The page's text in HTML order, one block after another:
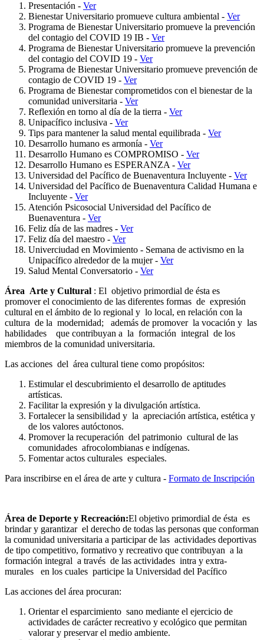
Presentación - Ver
Bienestar Universitario promueve cultura ambiental - Ver
Programa de Bienestar Universitario promueve la prevención
del contagio del COVID 19 IB - Ver
Programa de Bienestar Universitario promueve la prevención
del contagio del COVID 19 - Ver
Programa de Bienestar Universitario promueve prevención de
contagio de COVID 19 - Ver
Programa de Bienestar comprometidos con el bienestar de la
comunidad universitaria - Ver
Reflexión en torno al día de la tierra - Ver
Unipacífico inclusiva - Ver
Tips para mantener la salud mental equilibrada - Ver
Desarrollo humano es armonía - Ver
Desarrollo Humano es COMPROMISO - Ver
Desarrollo Humano es ESPERANZA - Ver
Universidad del Pacífico de Buenaventura Incluyente - Ver
Universidad del Pacífico de Buenaventura Calidad Humana e
Incluyente - Ver
Atención Psicosocial Universidad del Pacífico de
Buenaventura - Ver
Feliz día de las madres - Ver
Feliz día del maestro - Ver
Univerciudad en Movimiento - Semana de activismo en la
Unipacífico alrededor de la mujer - Ver
Salud Mental Conversatorio - Ver
Área Arte y Cultural : El objetivo primordial de ésta es
promover el conocimiento de las diferentes formas de expresión
cultural en el ámbito de lo regional y lo local, en relación con la
cultura de la modernidad; además de promover la vocación y las
habilidades que contribuyan a la formación integral de los
miembros de la comunidad universitaria.
Las acciones del área cultural tiene como propósitos:
Estimular el descubrimiento el desarrollo de aptitudes
artísticas.
Facilitar la expresión y la divulgación artística.
Fortalecer la sensibilidad y la apreciación artística, estética y
de los valores autóctonos.
Promover la recuperación del patrimonio cultural de las
comunidades afrocolombianas e indígenas.
Fomentar actos culturales especiales.
Para inscribirse en el área de arte y cultura - Formato de Inscripción
Área de Deporte y Recreación:El objetivo primordial de ésta es
brindar y garantizar el derecho de todas las personas que conforman
la comunidad universitaria a participar de las actividades deportivas
de tipo competitivo, formativo y recreativo que contribuyan a la
formación integral a través de las actividades intra y extra-
murales en los cuales participe la Universidad del Pacífico
Las acciones del área procuran:
Orientar el esparcimiento sano mediante el ejercicio de
actividades de carácter recreativo y ecológico que permitan
valorar y preservar el medio ambiente.